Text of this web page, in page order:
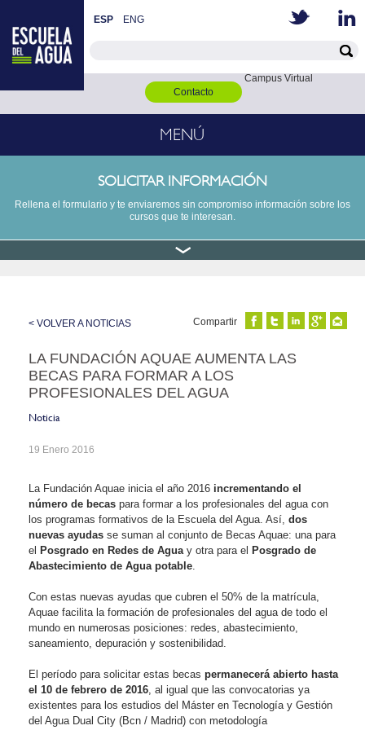
ESP ENG
Contacto
Campus Virtual
MENÚ
SOLICITAR INFORMACIÓN
Rellena el formulario y te enviaremos sin compromiso información sobre los
cursos que te interesan.
< VOLVER A NOTICIAS Compartir
LA FUNDACIÓN AQUAE AUMENTA LAS
BECAS PARA FORMAR A LOS
PROFESIONALES DEL AGUA
Noticia
19 Enero 2016
La Fundación Aquae inicia el año 2016 incrementando el
número de becas para formar a los profesionales del agua con
los programas formativos de la Escuela del Agua. Así,dos
nuevas ayudas se suman al conjunto de Becas Aquae: una para
el Posgrado en Redes de Aguay otra para el Posgrado de
Abastecimiento de Agua potable
Con estas nuevas ayudas que cubren el 50% de la matrícula,
Aquae facilita la formación de profesionales del agua de todo el
mundo en numerosas posiciones: redes, abastecimiento,
saneamiento, depuración y sostenibilidad.
El período para solicitar estas becaspermanecerá abierto hasta
el 10 de febrero de 2016 , al igual que las convocatorias ya
existentes para los estudios del Máster en Tecnología y Gestión
del Agua Dual City (Bcn / Madrid) con metodología